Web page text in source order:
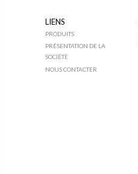
LIENS
PRODUITS
PRÉSENTATION DE LA
SOCIÉTÉ
NOUS CONTACTER